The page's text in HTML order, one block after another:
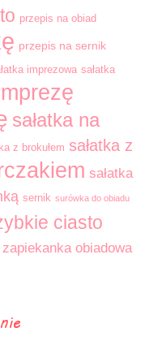
przepis na obiad
przepis na sernik
imprezowa sałatka
sałatka na
z brokułem sałatka z
sałatka
sernik surówka do obiadu
ciasto
zapiekanka obiadowa